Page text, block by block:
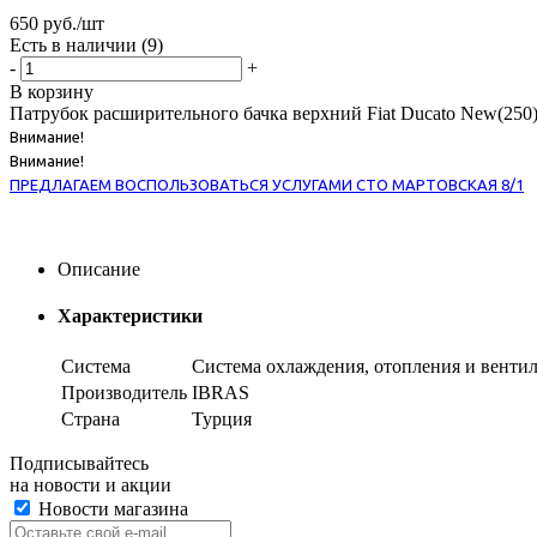
650 руб./шт
Есть в наличии (9)
-
+
В корзину
Патрубок расширительного бачка верхний Fiat Ducato
Внимание!
Внимание!
ПРЕДЛАГАЕМ ВОСПОЛЬЗОВАТЬСЯ УСЛУГАМИ СТО МАРТОВСКАЯ 8/1
Описание
Характеристики
Система
Система охлаждения, отопления и
Производитель IBRAS
Страна
Турция
Подписывайтесь
на новости и акции
Новости магазина